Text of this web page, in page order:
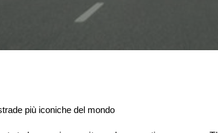
più iconiche del mondo